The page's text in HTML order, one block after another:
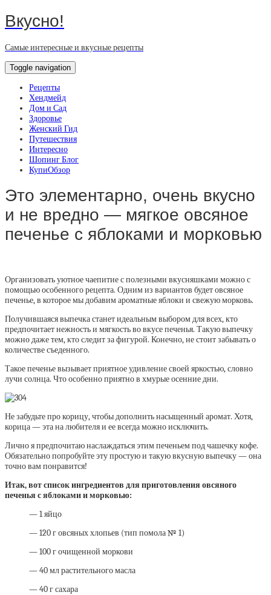
Вкусно!
Самые интересные и вкусные рецепты
Toggle navigation
Рецепты
Хендмейд
Дом и Сад
Здоровье
Женский Гид
Путешествия
Интересно
Шопинг Блог
КупиОбзор
Это элементарно, очень вкусно
и не вредно — мягкое овсяное
печенье с яблоками и морковью
Организовать уютное чаепитие с полезными вкусняшками можно с
помощью особенного рецепта. Одним из вариантов будет овсяное
печенье, в которое мы добавим ароматные яблоки и свежую морковь.
Получившаяся выпечка станет идеальным выбором для всех, кто
предпочитает нежность и мягкость во вкусе печенья. Такую выпечку
можно даже тем, кто следит за фигурой. Конечно, не стоит забывать о
количестве съеденного.
Такое печенье вызывает приятное удивление своей яркостью, словно
лучи солнца. Что особенно приятно в хмурые осенние дни.
Не забудьте про корицу, чтобы дополнить насыщенный аромат. Хотя,
корица — эта на любителя и ее всегда можно исключить.
Лично я предпочитаю наслаждаться этим печеньем под чашечку кофе.
Обязательно попробуйте эту простую и такую вкусную выпечку — она
точно вам понравится!
Итак, вот список ингредиентов для приготовления овсяного
печенья с яблоками и морковью:
— 1 яйцо
— 120 г овсяных хлопьев (тип помола № 1)
— 100 г очищенной моркови
— 40 мл растительного масла
— 40 г сахара